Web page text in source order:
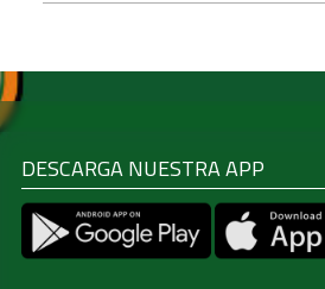
DESCARGA NUESTRA APP